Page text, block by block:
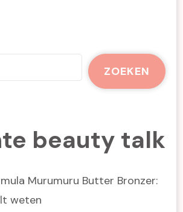
ZOEKEN
beauty talk
Murumuru Butter Bronzer:
weten